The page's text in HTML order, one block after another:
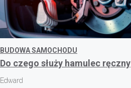
BUDOWA SAMOCHODU
Do czego służy hamulec ręczny
Edward